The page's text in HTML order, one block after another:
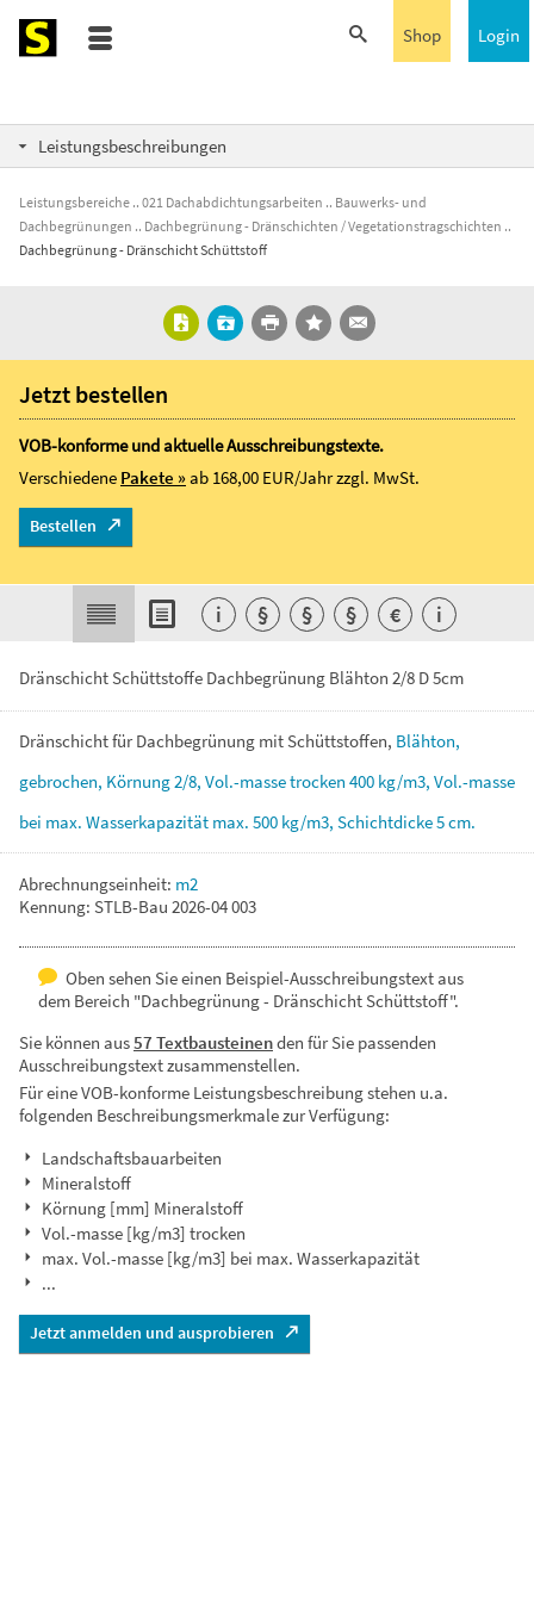
Login
Shop
Leistungsbeschreibungen
Leistungsbereiche 021 Dachabdichtungsarbeiten
Bauwerks- und
Dachbegrünungen
Dachbegrünung - Dränschichten / Vegetationstragschichten
Dachbegrünung - Dränschicht Schüttstoff
Dränschicht Schüttstoffe Dachbegrünung Blähton 2/8 D 5cm
DränschichtfürDachbegrünung mitSchüttstoffen, Blähton,
gebrochen, Körnung2/8, Vol.-massetrocken 400 kg/m3, Vol.-masse
bei max. Wasserkapazität max. 500 kg/m3, Schichtdicke5cm.
Abrechnungseinheit: m2
Kennung: STLB-Bau 2026-04 003
Oben sehen Sie einen Beispiel-Ausschreibungstext aus
dem Bereich "Dachbegrünung - Dränschicht Schüttstoff".
Sie können aus57 Textbausteinenden für Sie passenden
Ausschreibungstext zusammenstellen.
Für eine VOB-konforme Leistungsbeschreibung stehen u.a.
folgenden Beschreibungsmerkmale zur Verfügung:
Landschaftsbauarbeiten
Mineralstoff
Körnung [mm] Mineralstoff
Vol.-masse [kg/m3] trocken
max. Vol.-masse [kg/m3] bei max. Wasserkapazität
...
Jetzt anmelden und ausprobieren
Jetzt bestellen
VOB-konforme und aktuelle Ausschreibungstexte.
Verschiedene Pakete »ab 168,00 EUR/Jahrzzgl. MwSt.
Bestellen
i § § § € i